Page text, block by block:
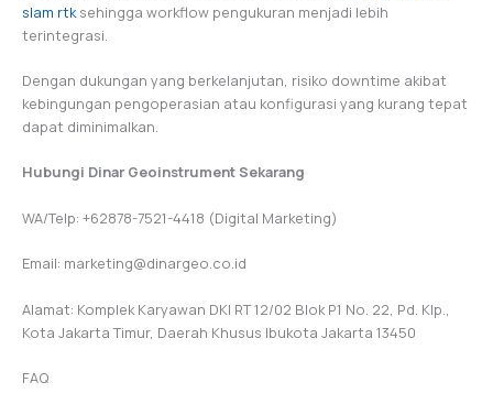
slam rtk sehingga workflow pengukuran menjadi lebih
terintegrasi.
Dengan dukungan yang berkelanjutan, risiko downtime akibat
kebingungan pengoperasian atau konfigurasi yang kurang tepat
dapat diminimalkan.
Hubungi Dinar Geoinstrument Sekarang
WA/Telp: +62878-7521-4418 (Digital Marketing)
Email: marketing@dinargeo.co.id
Alamat: Komplek Karyawan DKI RT 12/02 Blok P1 No. 22, Pd. Klp.,
Kota Jakarta Timur, Daerah Khusus Ibukota Jakarta 13450
FAQ